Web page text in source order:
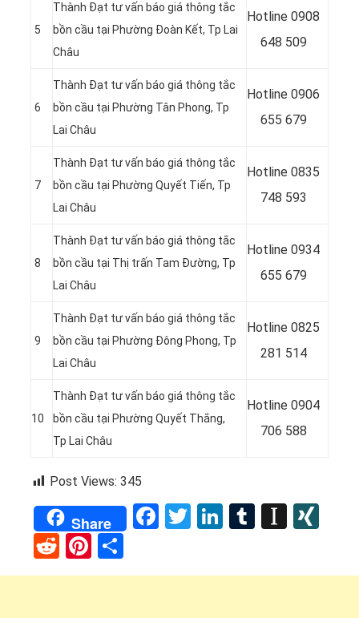
5
Thành Đạt tư vấn báo giá thông tắc
bồn cầu tại Phường Đoàn Kết, Tp Lai
Châu
Hotline 0908
648 509
6
Thành Đạt tư vấn báo giá thông tắc
bồn cầu tại Phường Tân Phong, Tp
Lai Châu
Hotline 0906
655 679
7
Thành Đạt tư vấn báo giá thông tắc
bồn cầu tại Phường Quyết Tiến, Tp
Lai Châu
Hotline 0835
748 593
8
Thành Đạt tư vấn báo giá thông tắc
bồn cầu tại Thị trấn Tam Đường, Tp
Lai Châu
Hotline 0934
655 679
9
Thành Đạt tư vấn báo giá thông tắc
bồn cầu tại Phường Đông Phong, Tp
Lai Châu
Hotline 0825
281 514
10
Thành Đạt tư vấn báo giá thông tắc
bồn cầu tại Phường Quyết Thắng,
Tp Lai Châu
Hotline 0904
706 588
Post Views: 345
Share Facebook
TwitterLinkedIn
Tumblr
RedditPinterest